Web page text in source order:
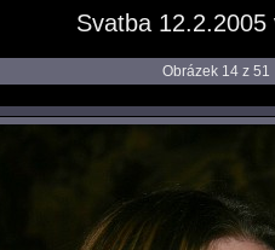
Svatba 12.2.2005
Obrázek 14 z 51